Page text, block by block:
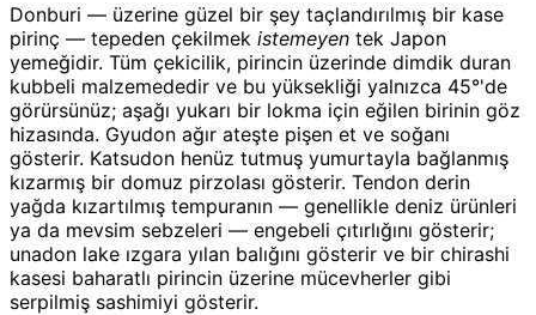
Donburi — üzerine güzel bir şey taçlandırılmış bir kase
pirinç — tepeden çekilmek istemeyen tek Japon
yemeğidir. Tüm çekicilik, pirincin üzerinde dimdik duran
kubbeli malzemededir ve bu yüksekliği yalnızca 45°'de
görürsünüz; aşağı yukarı bir lokma için eğilen birinin göz
hizasında. Gyudon ağır ateşte pişen et ve soğanı
gösterir. Katsudon henüz tutmuş yumurtayla bağlanmış
kızarmış bir domuz pirzolası gösterir. Tendon derin
yağda kızartılmış tempuranın — genellikle deniz ürünleri
ya da mevsim sebzeleri — engebeli çıtırlığını gösterir;
unadon lake ızgara yılan balığını gösterir ve bir chirashi
kasesi baharatlı pirincin üzerine mücevherler gibi
serpilmiş sashimiyi gösterir.